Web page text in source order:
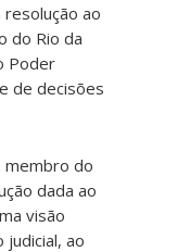
resolução ao
do Rio da
Poder
de decisões
membro do
dada ao
visão
ao